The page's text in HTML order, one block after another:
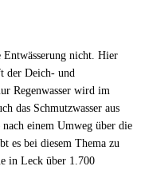
Entwässerung nicht. Hier
der Deich- und
Regenwasser wird im
das Schmutzwasser aus
einem Umweg über die
es bei diesem Thema zu
in Leck über 1.700